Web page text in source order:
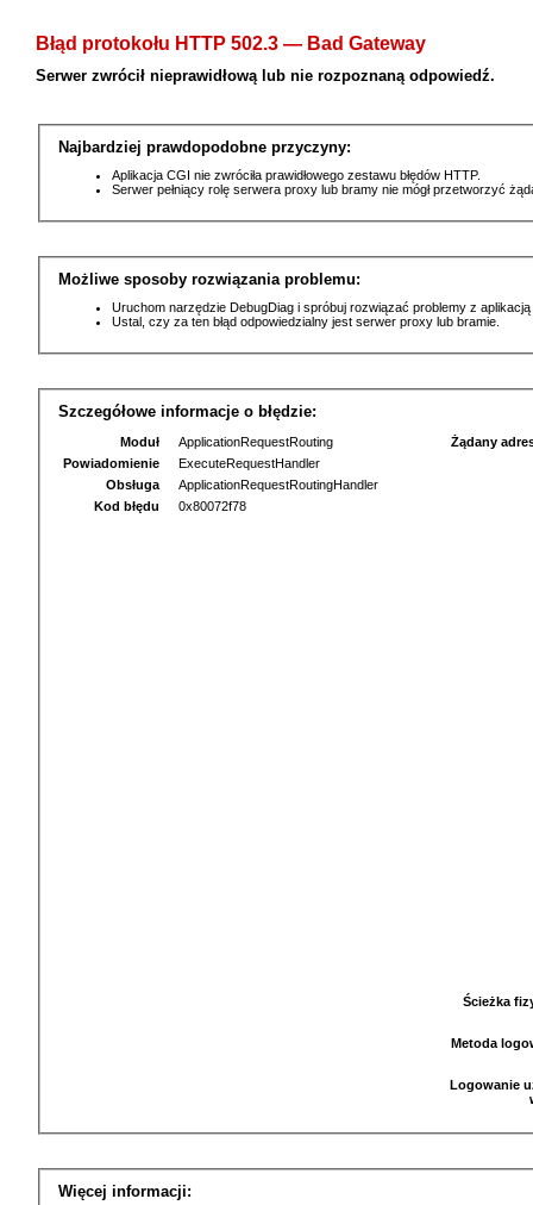
Błąd protokołu HTTP 502.3 — Bad Gateway
Serwer zwrócił nieprawidłową lub nie rozpoznaną odpowiedź.
Najbardziej prawdopodobne przyczyny:
Aplikacja CGI nie zwróciła prawidłowego zestawu błędów HTTP.
Serwer pełniący rolę serwera proxy lub bramy nie mógł przetworzyć
Możliwe sposoby rozwiązania problemu:
Uruchom narzędzie DebugDiag i spróbuj rozwiązać problemy z
Ustal, czy za ten błąd odpowiedzialny jest serwer proxy lub bramie.
Szczegółowe informacje o błędzie:
Moduł
ApplicationRequestRouting
Powiadomienie
ExecuteRequestHandler
Obsługa
ApplicationRequestRoutingHandler
Kod błędu
0x80072f78
Żądany
Ścieżka
Metoda
Logowanie
Więcej informacji: